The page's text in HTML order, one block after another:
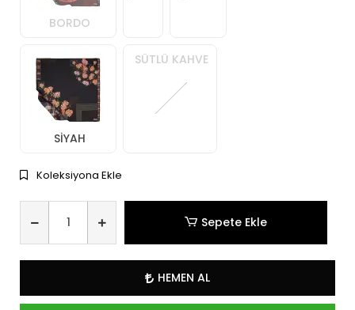
BORDO
SİYAH
SÜTLÜ KAHVE
Koleksiyona Ekle
Sepete Ekle
HEMEN AL